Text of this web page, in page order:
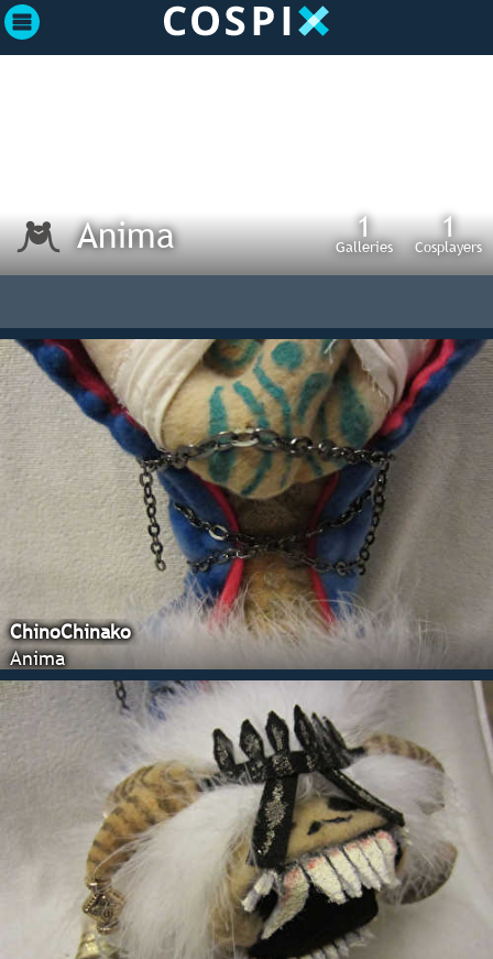
1
Galleries
1
Cosplayers
Anima
ChinoChinako
Anima